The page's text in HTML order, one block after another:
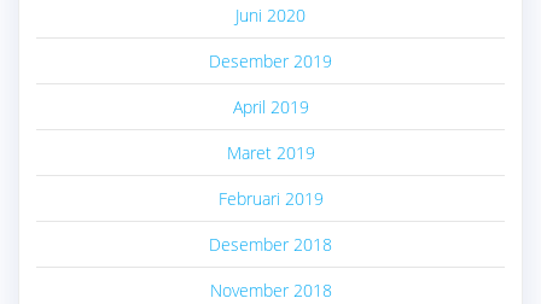
Juni 2020
Desember 2019
April 2019
Maret 2019
Februari 2019
Desember 2018
November 2018